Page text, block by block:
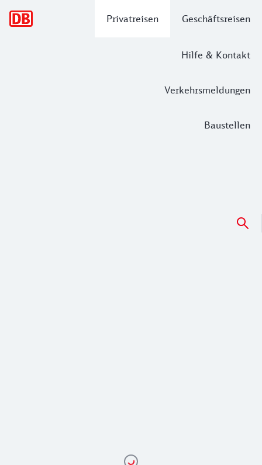
Privatreisen Geschäftsreisen
Hilfe & Kontakt
Verkehrsmeldungen
Baustellen